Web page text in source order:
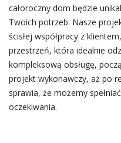
całoroczny dom będzie
Twoich potrzeb. Nasze
ścisłej współpracy z
przestrzeń, która idealnie
kompleksową obsługę,
projekt wykonawczy, aż po
sprawia, że możemy
oczekiwania.